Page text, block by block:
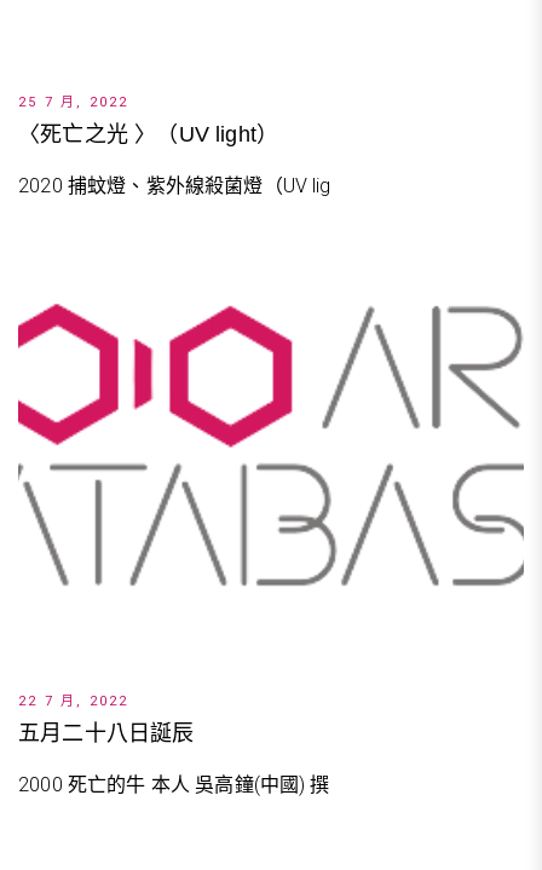
25 7 月, 2022
〈死亡之光 〉（UV light）
2020 捕蚊燈、紫外線殺菌燈（UV lig
22 7 月, 2022
五月二十八日誕辰
2000 死亡的牛 本人 吳高鐘(中國) 撰